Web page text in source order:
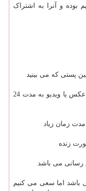
و آنرا به اشتراک
پستی که می بینید
: به معنی قصه ای کوتاه در قالب عکس یا ویدیو به مدت 24
زنده
رسانی می باشد
باشد اما سعی می کنیم